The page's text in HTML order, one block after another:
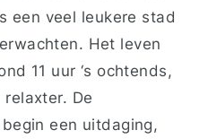
een veel leukere stad
. Het leven
11 uur ‘s ochtends,
relaxter. De
een uitdaging,